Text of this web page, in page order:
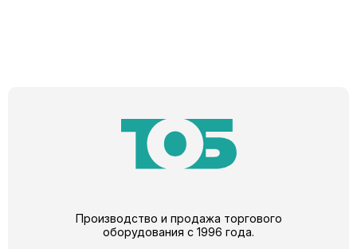
Производство и продажа торгового
оборудования с 1996 года.